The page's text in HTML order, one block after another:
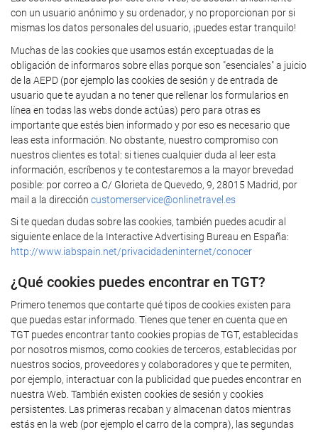
con un usuario anónimo y su ordenador, y no proporcionan por si
mismas los datos personales del usuario, ¡puedes estar tranquilo!
Muchas de las cookies que usamos están exceptuadas de la
obligación de informaros sobre ellas porque son "esenciales" a juicio
de la AEPD (por ejemplo las cookies de sesión y de entrada de
usuario que te ayudan a no tener que rellenar los formularios en
línea en todas las webs donde actúas) pero para otras es
importante que estés bien informado y por eso es necesario que
leas esta información. No obstante, nuestro compromiso con
nuestros clientes es total: si tienes cualquier duda al leer esta
información, escríbenos y te contestaremos a la mayor brevedad
posible: por correo a C/ Glorieta de Quevedo, 9, 28015 Madrid, por
mail a la dirección customerservice@onlinetravel.es
Si te quedan dudas sobre las cookies, también puedes acudir al
siguiente enlace de la Interactive Advertising Bureau en España:
http://www.iabspain.net/privacidadeninternet/conocer
¿Qué cookies puedes encontrar en TGT?
Primero tenemos que contarte qué tipos de cookies existen para
que puedas estar informado. Tienes que tener en cuenta que en
TGT puedes encontrar tanto cookies propias de TGT, establecidas
por nosotros mismos, como cookies de terceros, establecidas por
nuestros socios, proveedores y colaboradores y que te permiten,
por ejemplo, interactuar con la publicidad que puedes encontrar en
nuestra Web. También existen cookies de sesión y cookies
persistentes. Las primeras recaban y almacenan datos mientras
estás en la web (por ejemplo el carro de la compra), las segundas